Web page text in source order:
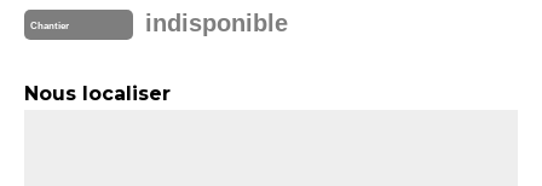
Chantier indisponible
Nous localiser